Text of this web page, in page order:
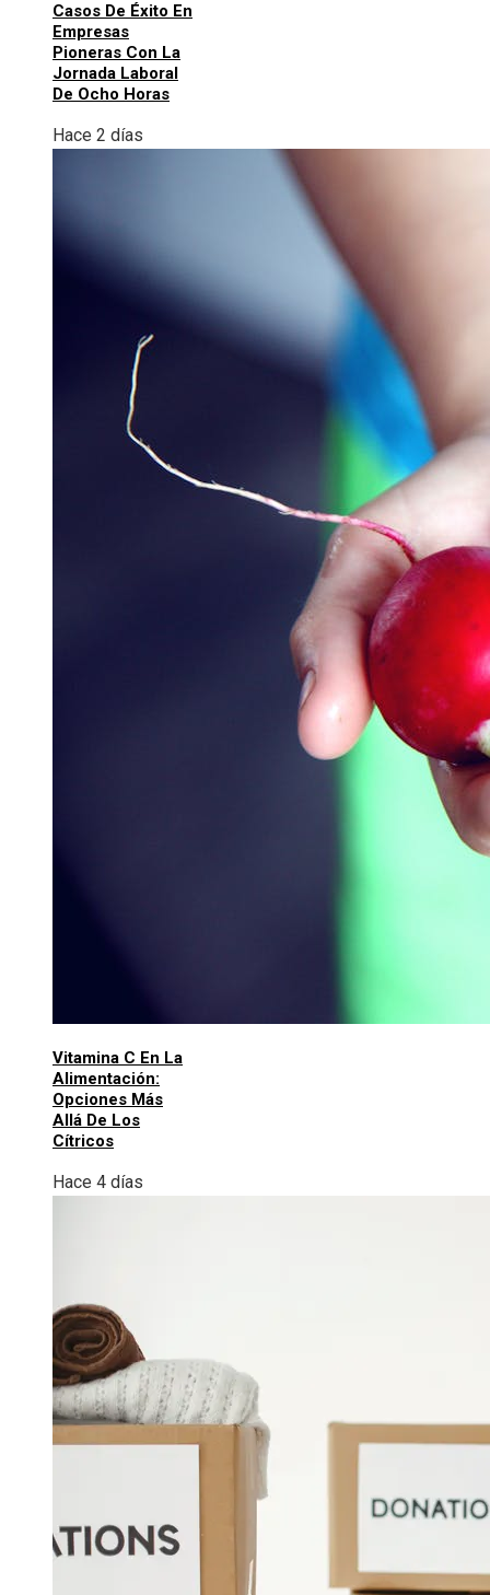
Casos De Éxito En
Empresas
Pioneras Con La
Jornada Laboral
De Ocho Horas
Hace 2 días
Vitamina C En La
Alimentación:
Opciones Más
Allá De Los
Cítricos
Hace 4 días